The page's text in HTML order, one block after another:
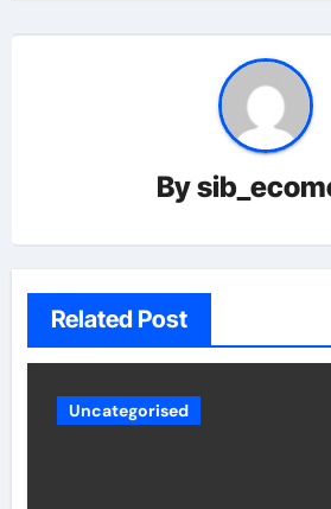
By
Related Post
Uncategorised